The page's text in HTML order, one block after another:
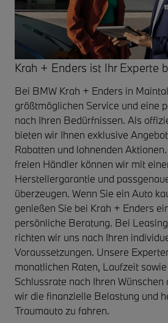
Krah + Enders ist Ihr Experte
Bei BMW Krah + Enders in
größtmöglichen Service und eine
nach Ihren Bedürfnissen. Als
bieten wir Ihnen exklusive
Rabatten und lohnenden
freien Händler können wir mit
Herstellergarantie und
überzeugen. Wenn Sie ein Auto
genießen Sie bei Krah + Enders
persönliche Beratung. Bei
richten wir uns nach Ihren
Voraussetzungen. Unsere
monatlichen Raten, Laufzeit
Schlussrate nach Ihren
wir die finanzielle Belastung und
Traumauto zu fahren.